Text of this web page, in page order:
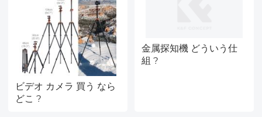
ビデオ カメラ 買う なら
どこ ?
金属探知機 どういう仕
組 ?